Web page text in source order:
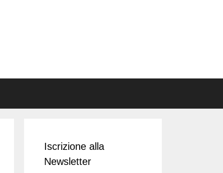
Iscrizione alla
Newsletter